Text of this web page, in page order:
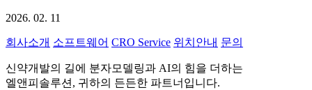
2026. 02. 11
회사소개 소프트웨어 CRO Service 위치안내 문의
신약개발의 길에 분자모델링과 AI의 힘을 더하는
엘앤피솔루션, 귀하의 든든한 파트너입니다.